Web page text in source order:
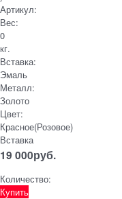
Артикул:
Вес:
0
кг.
Вставка:
Эмаль
Металл:
Золото
Цвет:
Красное(Розовое)
Вставка
19 000руб.
Количество:
Купить